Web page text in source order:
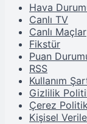
Hava
Canlı TV
Canlı Maçlar
Fikstür
Puan
RSS
Kullanım
Gizlilik
Çerez
Kişisel